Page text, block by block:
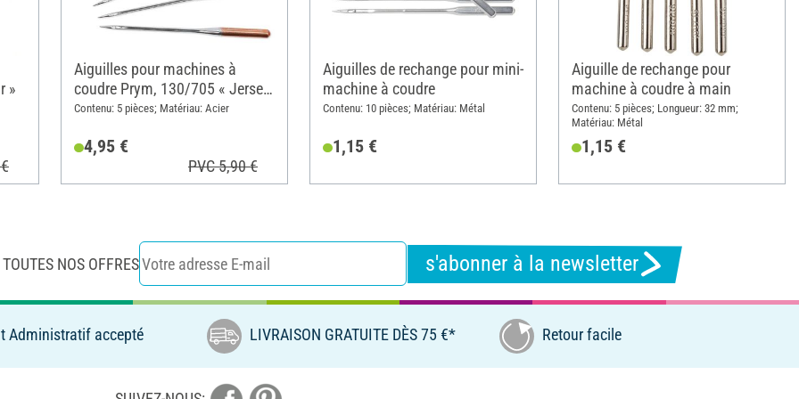
»
Aiguilles pour machines à
coudre Prym, 130/705 « Jersey
» 70-90
Contenu: 5 pièces; Matériau: Acier
4,95 €
PVC 5,90 €
Aiguilles de rechange pour mini-
machine à coudre
Contenu: 10 pièces; Matériau: Métal
1,15 €
Aiguille de rechange pour
machine à coudre à main
Contenu: 5 pièces; Longueur: 32 mm;
Matériau: Métal
1,15 €
NOS OFFRES s'abonner à la newsletter
Administratif accepté LIVRAISON GRATUITE DÈS 75 €* Retour facile